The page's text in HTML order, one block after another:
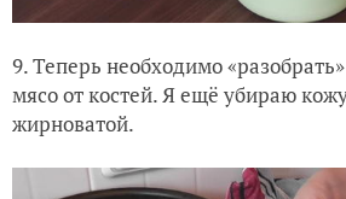
9. Теперь необходимо
мясо от костей. Я ещё убираю
жирноватой.